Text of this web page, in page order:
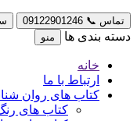
تماس 📞
09122901246
دسته بندی ها منو
خانه
ارتباط با ما
کتاب های روان
کتاب های